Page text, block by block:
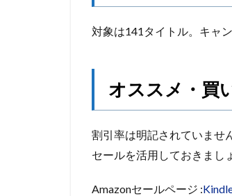
対象は141タイトル。キャ
オススメ・買
割引率は明記されていませ
セールを活用しておきまし
Amazonセールページ :